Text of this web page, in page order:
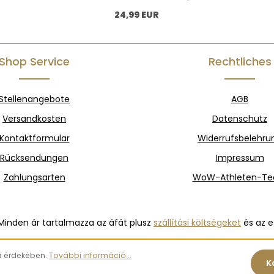
80%
Gewicht: 300 g/m2
Normál ár:
24,99 EUR
Shop Service
Versandkosten
Kontaktformular
Rücksendungen
Zahlungsarten
Rechtliches
AGB
Datenschutz
Impressum
WoW-Athleten-
ár tartalmazza az áfát plusz szállítási költségeket és az
érdekében. További információ...